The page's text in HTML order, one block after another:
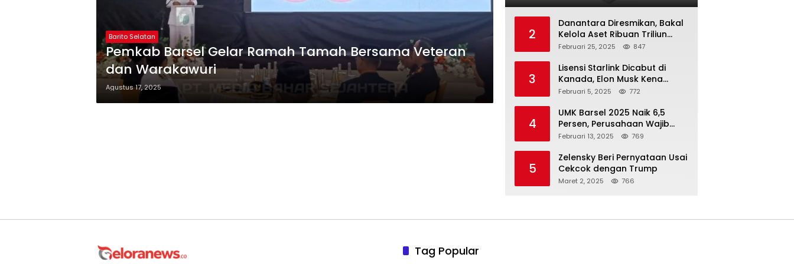
Barito Selatan
Pemkab Barsel Gelar Ramah Tamah Bersama Veteran
dan Warakawuri
Agustus 17, 2025
2
Danantara Diresmikan, Bakal
Kelola Aset Ribuan Triliun
Rupiah dari 7 BUMN
Februari 25, 2025 847
3
Lisensi Starlink Dicabut di
Kanada, Elon Musk Kena
Imbas ‘Perang Dagang’
Februari 5, 2025 772
4
UMK Barsel 2025 Naik 6,5
Persen, Perusahaan Wajib
Taat
Februari 13, 2025 769
5
Zelensky Beri Pernyataan Usai
Cekcok dengan Trump
Maret 2, 2025 766
Tag Popular